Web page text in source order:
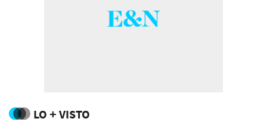
LO + VISTO